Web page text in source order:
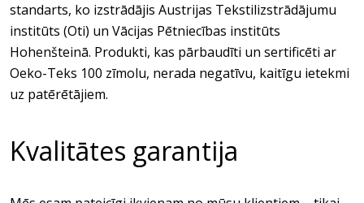
standarts, ko izstrādājis Austrijas Tekstilizstrādājumu
institūts (Oti) un Vācijas Pētniecības institūts
Hohenšteinā. Produkti, kas pārbaudīti un sertificēti ar
Oeko-Teks 100 zīmolu, nerada negatīvu, kaitīgu ietekmi
uz patērētājiem.
Kvalitātes garantija